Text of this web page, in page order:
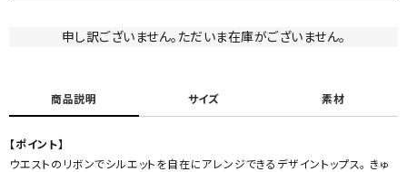
申し訳ございません。ただいま在庫がございません。
商品説明 サイズ 素材
【ポイント】
ウエストのリボンでシルエットを自在にアレンジできるデザイントップス。 きゅ